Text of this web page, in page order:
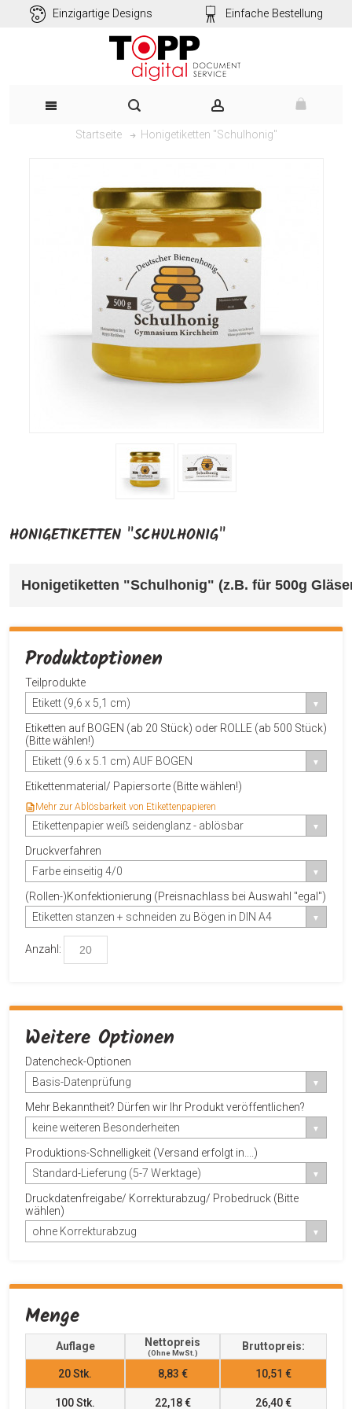
Einzigartige Designs Einfache Bestellung
Startseite Honigetiketten "Schulhonig"
HONIGETIKETTEN "SCHULHONIG"
Honigetiketten "Schulhonig" (z.B. für 500g
Produktoptionen
Teilprodukte
Etikett (9,6 x 5,1 cm)
Etiketten auf BOGEN (ab 20 Stück) oder ROLLE (ab 500 Stück)
(Bitte wählen!)
Etikett (9.6 x 5.1 cm) AUF BOGEN
Etikettenmaterial/ Papiersorte (Bitte wählen!)
Mehr zur Ablösbarkeit von Etikettenpapieren
Etikettenpapier weiß seidenglanz - ablösbar
Druckverfahren
Farbe einseitig 4/0
(Rollen-)Konfektionierung (Preisnachlass bei Auswahl "egal")
Etiketten stanzen + schneiden zu Bögen in DIN A4
Anzahl:
Weitere Optionen
Datencheck-Optionen
Basis-Datenprüfung
Mehr Bekanntheit? Dürfen wir Ihr Produkt veröffentlichen?
keine weiteren Besonderheiten
Produktions-Schnelligkeit (Versand erfolgt in....)
Standard-Lieferung (5-7 Werktage)
Druckdatenfreigabe/ Korrekturabzug/ Probedruck (Bitte
wählen)
ohne Korrekturabzug
Menge
Auflage Nettopreis
(ohne MwSt.)
Bruttopreis:
20Stk. 8,83 € 10,51 €
100Stk. 22,18 € 26,40 €